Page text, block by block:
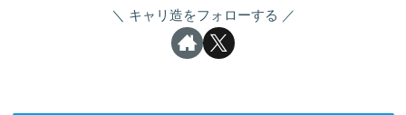
キャリ造をフォローする